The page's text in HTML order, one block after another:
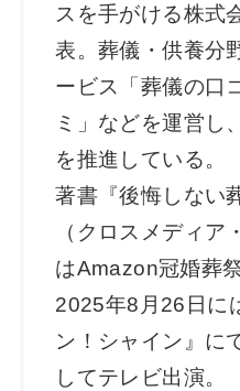
スを手がける株式
表。葬儀・供養分
ービス「葬儀の口
ミ」などを運営し
を推進している。
著書『後悔しない
（クロスメディア
はAmazon冠婚葬
2025年8月26日に
ン！シャイン』に
してテレビ出演。